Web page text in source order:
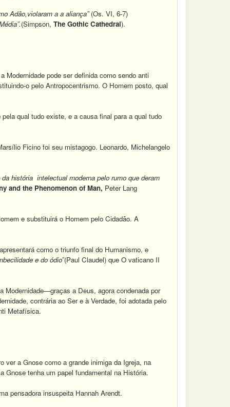
Adão,violaram a a aliança”(Os. VI, 6-7)
(Simpson, The Gothic Cathedral).
pode ser definida como sendo anti
o pelo Antropocentrismo. O Homem posto, qual
qual tudo existe, e a causa final para a qual tudo
Ficino foi seu mistagogo. Leonardo, Michelangelo
história intelectual moderna pelo rumo que deram
and the Phenomenon of Man, Peter Lang
e substituirá o Homem pelo Cidadão. A
como o triunfo final do Humanismo, e
e do ódio”(Paul Claudel) que O vaticano II
Modernidade—graças a Deus, agora condenada por
contrária ao Ser e à Verdade, foi adotada pelo
Metafísica.
ver a Gnose como a grande inimiga da Igreja, na
Gnose tenha um papel fundamental na História.
pensadora insuspeita Hannah Arendt.